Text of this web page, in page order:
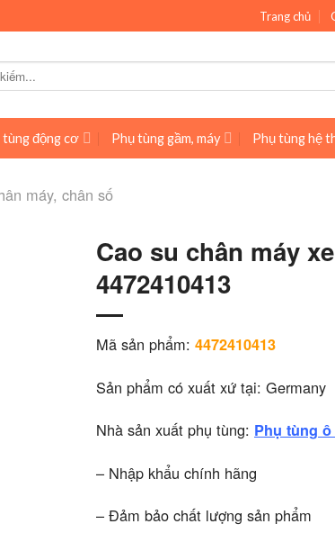
Trang chủ
tùng động cơ Phụ tùng gầm, máy Phụ tùng hệ
máy, chân số
Cao su chân máy
4472410413
Mã sản phẩm: 4472410413
Sản phẩm có xuất xứ tại: Germany
Nhà sản xuất phụ tùng: Phụ tùng
– Nhập khẩu chính hãng
– Đảm bảo chất lượng sản phẩm